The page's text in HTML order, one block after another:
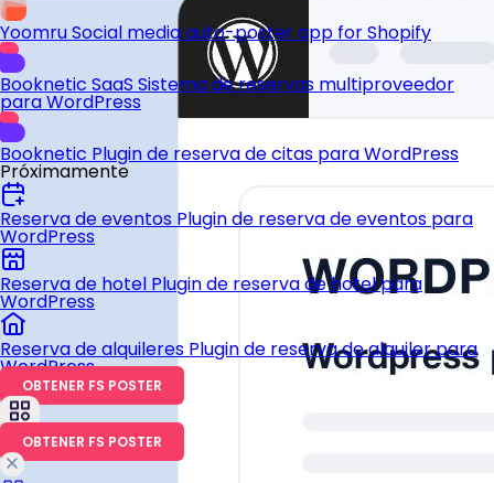
YoomruSocial media auto-poster app for Shopify
Booknetic SaaS Sistema de reservas multiproveedor
para WordPress
Booknetic Plugin de reserva de citas para WordPress
Próximamente
Reserva de eventos Plugin de reserva de eventos para
WordPress
Reserva de hotel Plugin de reserva de hotel para
WordPress
Reserva de alquileres Plugin de reserva de alquiler para
WordPress
OBTENER FS POSTER
OBTENER FS POSTER